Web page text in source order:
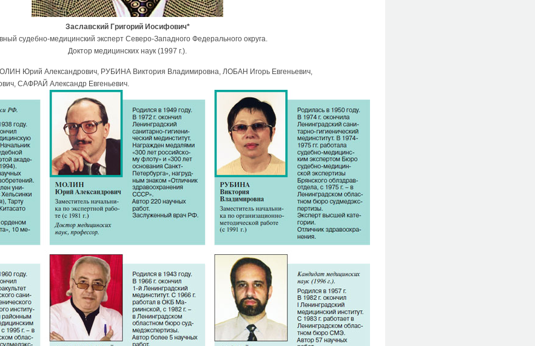
Заславский Григорий Иосифович*
судебно-медицинский эксперт Северо-Западного Федерального округа.
Доктор медицинских наук (1997 г.).
Юрий Александрович, РУБИНА Виктория Владимировна, ЛОБАН Игорь Евгеньевич,
САФРАЙ Александр Евгеньевич.